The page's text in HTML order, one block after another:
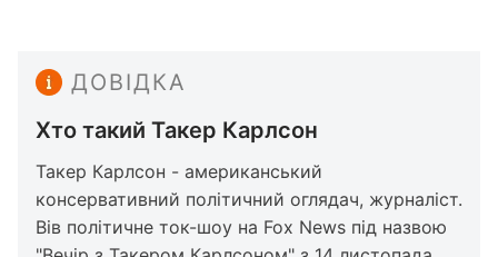
ДОВІДКА
Хто такий Такер Карлсон
Такер Карлсон - американський
консервативний політичний оглядач, журналіст.
Вів політичне ток-шоу на Fox News під назвою